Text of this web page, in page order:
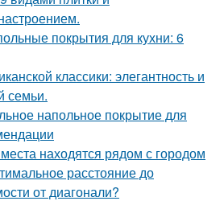
покрытия для кухни: 6
классики: элегантность и
семьи.
напольное покрытие для
находятся рядом с городом
расстояние до
от диагонали?